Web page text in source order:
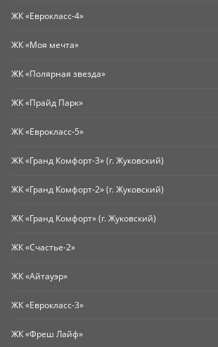
ЖК «Еврокласс-4»
ЖК «Моя мечта»
ЖК «Полярная звезда»
ЖК «Прайд Парк»
ЖК «Еврокласс-5»
ЖК «Гранд Комфорт-3» (г. Жуковский)
ЖК «Гранд Комфорт-2» (г. Жуковский)
ЖК «Гранд Комфорт» (г. Жуковский)
ЖК «Счастье-2»
ЖК «Айтауэр»
ЖК «Еврокласс-3»
ЖК «Фреш Лайф»